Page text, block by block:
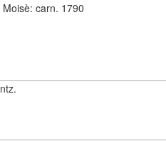
carn. 1790